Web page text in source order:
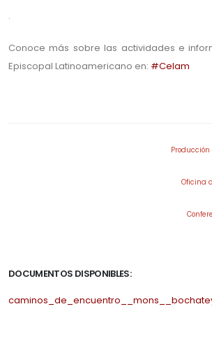
.
Conoce más sobre las actividades e
Episcopal Latinoamericano en: #Celam
Oficina
DOCUMENTOS DISPONIBLES: